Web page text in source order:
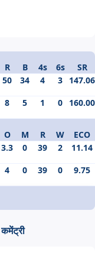
R B 4s 6s
SR
50 34 4 3 147.06
8 5 1 0 160.00
O M R W
ECO
3.3 0 39 2 11.14
4 0 39 0 9.75